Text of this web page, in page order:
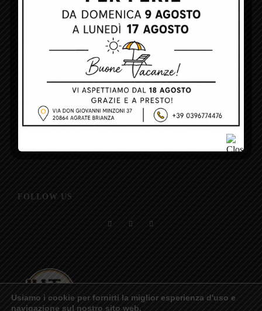
Via Don Minzoni, 37
Agrate Brianza (MB)
CONTACT US
T. +39 039 6774476
Info@mitbistrot.it
FOLLOW US
Usiamo i cookie per fornirti la miglior esperienza d'uso e
navigazione sul nostro sito web.